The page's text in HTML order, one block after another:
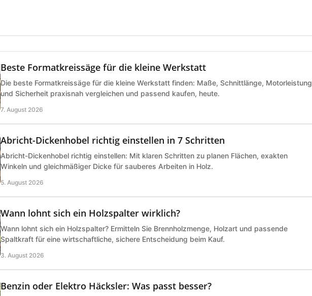
Beste Formatkreissäge für die kleine Werkstatt
Die beste Formatkreissäge für die kleine Werkstatt finden: Maße, Schnittlänge, Motorleistung
und Sicherheit praxisnah vergleichen und passend kaufen, heute.
7. August 2026
Abricht-Dickenhobel richtig einstellen in 7 Schritten
Abricht-Dickenhobel richtig einstellen: Mit klaren Schritten zu planen Flächen, exakten
Winkeln und gleichmäßiger Dicke für sauberes Arbeiten in Holz.
5. August 2026
Wann lohnt sich ein Holzspalter wirklich?
Wann lohnt sich ein Holzspalter? Ermitteln Sie Brennholzmenge, Holzart und passende
Spaltkraft für eine wirtschaftliche, sichere Entscheidung beim Kauf.
3. August 2026
Benzin oder Elektro Häcksler: Was passt besser?